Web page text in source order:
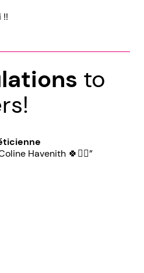
!!
to
Havenith 🍀✌🏼”